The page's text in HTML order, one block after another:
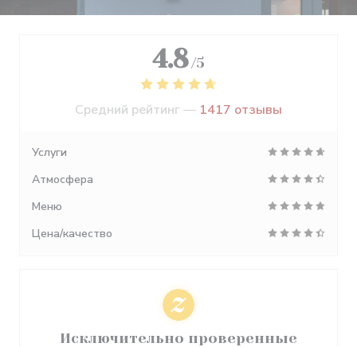
4.8 /5
Средний рейтинг — 1417 отзывы
Услуги
Атмосфера
Меню
Цена/качество
Исключительно проверенные